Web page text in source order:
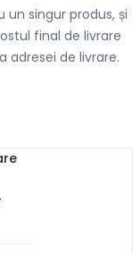
singur produs, și
final de livrare
adresei de livrare.